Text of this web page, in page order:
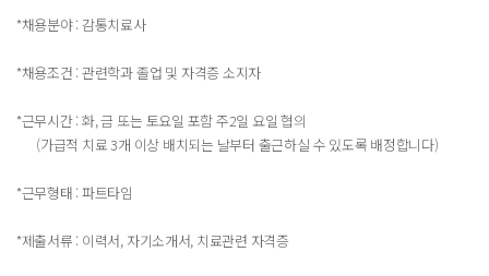
*채용분야 : 감통치료사
*채용조건 : 관련학과 졸업 및 자격증 소지자
*근무시간 : 화, 금 또는 토요일 포함 주2일 요일 협의
(가급적 치료 3개 이상 배치되는 날부터 출근하실 수 있도록 배정합니다)
*근무형태 : 파트타임
*제출서류 : 이력서, 자기소개서, 치료관련 자격증